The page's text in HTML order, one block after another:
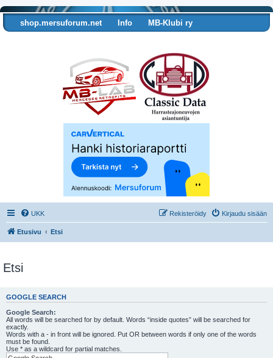
shop.mersuforum.net Info
MB-Klubi ry
UKK Kirjaudu sisään
Rekisteröidy
Etusivu Etsi
Etsi
GOOGLE SEARCH
Google Search:
All words will be searched for by default. Words “inside quotes” will be searched for
exactly.
Words with a - in front will be ignored. Put OR between words if only one of the words
must be found.
Use * as a wildcard for partial matches.